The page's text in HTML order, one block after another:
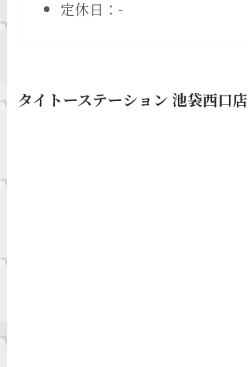
定休日：-
タイトーステーション 池袋西口店